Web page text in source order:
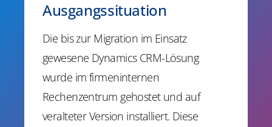
Ausgangssituation
Die bis zur Migration im Einsatz
gewesene Dynamics CRM-Lösung
wurde im firmeninternen
Rechenzentrum gehostet und auf
veralteter Version installiert. Diese